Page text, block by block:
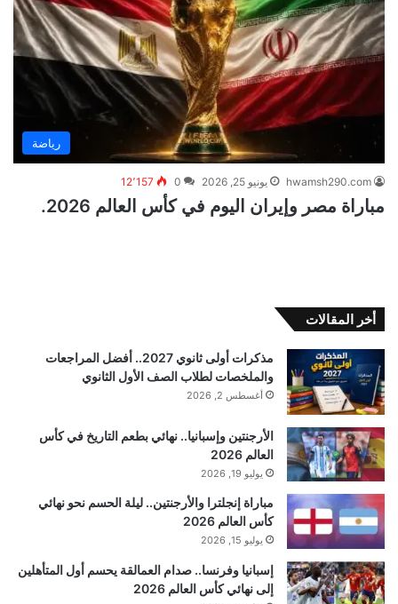
رياضة
hwamsh290.com يونيو 25, 2026 0 12٬157
مباراة مصر وإيران اليوم في كأس العالم 2026.
أخر المقالات
مذكرات أولى ثانوي 2027.. أفضل المراجعات
والملخصات لطلاب الصف الأول الثانوي
أغسطس 2, 2026
الأرجنتين وإسبانيا.. نهائي بطعم التاريخ في كأس
العالم 2026
يوليو 19, 2026
مباراة إنجلترا والأرجنتين.. ليلة الحسم نحو نهائي
كأس العالم 2026
يوليو 15, 2026
إسبانيا وفرنسا.. صدام العمالقة يحسم أول المتأهلين
إلى نهائي كأس العالم 2026